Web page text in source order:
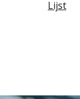
Lijst